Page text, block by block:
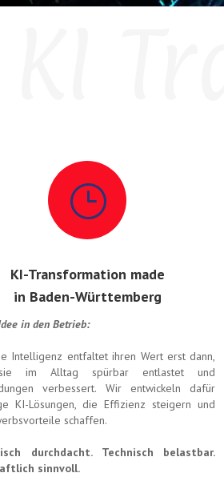
KI
}
KI-Transformation made
in Baden-Württemberg
in den Betrieb:
Intelligenz entfaltet ihren Wert erst dann,
im Alltag spürbar entlastet und
verbessert. Wir entwickeln dafür
KI-Lösungen, die Effizienz steigern und
schaffen.
durchdacht. Technisch belastbar.
sinnvoll.